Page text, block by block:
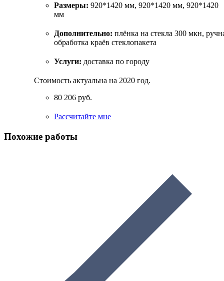
Размеры: 920*1420 мм, 920*1420 мм, 920*1420
мм
Дополнительно: плёнка на стекла 300 мкн,
обработка краёв стеклопакета
Услуги: доставка по городу
Стоимость актуальна на 2020 год.
80 206 руб.
Рассчитайте мне
Похожие работы